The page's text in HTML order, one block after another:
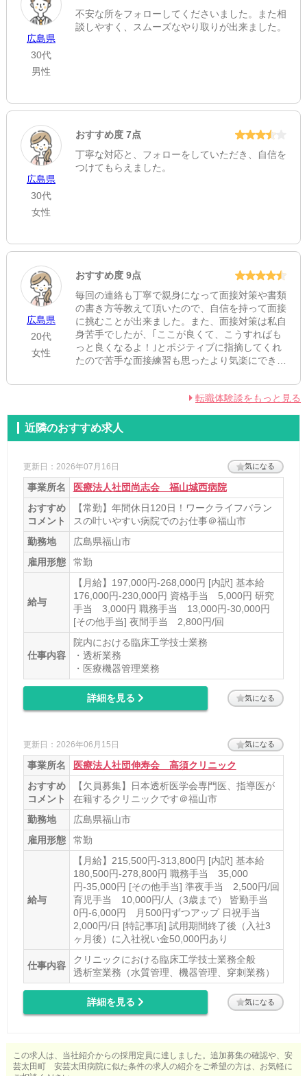
広島県
30代
男性
不安な所をフォローしてくださいました。また相
談しやすく、スムーズなやり取りが出来ました。
広島県
30代
女性
おすすめ度 7点
丁寧な対応と、フォローをしていただき、自信を
つけてもらえました。
広島県
20代
女性
おすすめ度 9点
毎回の連絡も丁寧で親身になって面接対策や書類
の書き方等教えて頂いたので、自信を持って面接
に挑むことが出来ました。また、面接対策は私自
身苦手でしたが、｢ここが良くて、こうすればも
っと良くなるよ！｣とポジティブに指摘してくれ
たので苦手な面接練習も思ったより気楽にできた
色々とサポートして頂き、ありがとうございまし
転職体験談をもっと見る
近隣のおすすめ求人
更新日：2026年07月16日 気になる
事業所名
医療法人社団尚志会 福山城西病院
おすすめ
コメント
【常勤】年間休日120日！ワークライフバラン
スの叶いやすい病院でのお仕事＠福山市
勤務地
広島県福山市
雇用形態
常勤
給与
【月給】197,000円-268,000円 [内訳] 基本給
176,000円-230,000円 資格手当 5,000円 研究
手当 3,000円 職務手当 13,000円-30,000円
[その他手当] 夜間手当 2,800円/回
仕事内容
院内における臨床工学技士業務
・透析業務
・医療機器管理業務
詳細を見る 気になる
更新日：2026年06月15日 気になる
事業所名
医療法人社団伸寿会 高須クリニック
おすすめ
コメント
【欠員募集】日本透析医学会専門医、指導医が
在籍するクリニックです＠福山市
勤務地
広島県福山市
雇用形態
常勤
給与
【月給】215,500円-313,800円 [内訳] 基本給
180,500円-278,800円 職務手当 35,000
円-35,000円 [その他手当] 準夜手当 2,500円/回
育児手当 10,000円/人（3歳まで） 皆勤手当
0円-6,000円 月500円ずつアップ 日祝手当
2,000円/日 [特記事項] 試用期間終了後（入社3
ヶ月後）に入社祝い金50,000円あり
仕事内容
クリニックにおける臨床工学技士業務全般
透析室業務（水質管理、機器管理、穿刺業務）
詳細を見る 気になる
この求人は、当社紹介からの採用定員に達しました。追加募集の確認や、安
芸太田町 安芸太田病院に似た条件の求人の紹介をご希望の方は、お気軽に